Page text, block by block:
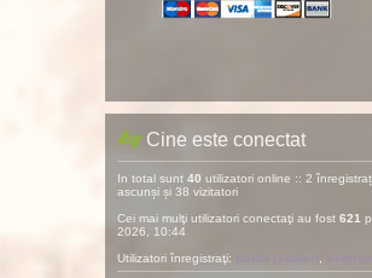
Cine este conectat
In total sunt 40 utilizatori online :: 2
ascunși și 38 vizitatori
Cei mai mulţi utilizatori conectaţi au fost 621
2026, 10:44
Utilizatori înregistraţi: